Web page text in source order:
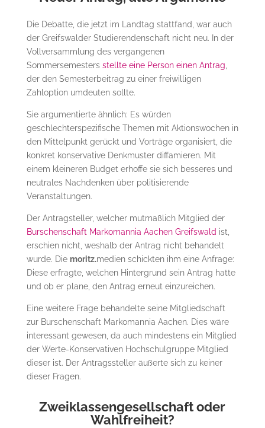
Die Debatte, die jetzt im Landtag stattfand, war auch
der Greifswalder Studierendenschaft nicht neu. In der
Vollversammlung des vergangenen
Sommersemesters stellte eine Person einen Antrag
der den Semesterbeitrag zu einer freiwilligen
Zahloption umdeuten sollte.
Sie argumentierte ähnlich: Es würden
geschlechterspezifische Themen mit Aktionswochen in
den Mittelpunkt gerückt und Vorträge organisiert, die
konkret konservative Denkmuster diffamieren. Mit
einem kleineren Budget erhoffe sie sich besseres und
neutrales Nachdenken über politisierende
Veranstaltungen.
Der Antragsteller, welcher mutmaßlich Mitglied der
Burschenschaft Markomannia Aachen Greifswald ist,
erschien nicht, weshalb der Antrag nicht behandelt
wurde. Die moritz.medien schickten ihm eine Anfrage:
Diese erfragte, welchen Hintergrund sein Antrag hatte
und ob er plane, den Antrag erneut einzureichen.
Eine weitere Frage behandelte seine Mitgliedschaft
zur Burschenschaft Markomannia Aachen. Dies wäre
interessant gewesen, da auch mindestens ein Mitglied
der Werte-Konservativen Hochschulgruppe Mitglied
dieser ist. Der Antragssteller äußerte sich zu keiner
dieser Fragen.
Zweiklassengesellschaft oder
Wahlfreiheit?